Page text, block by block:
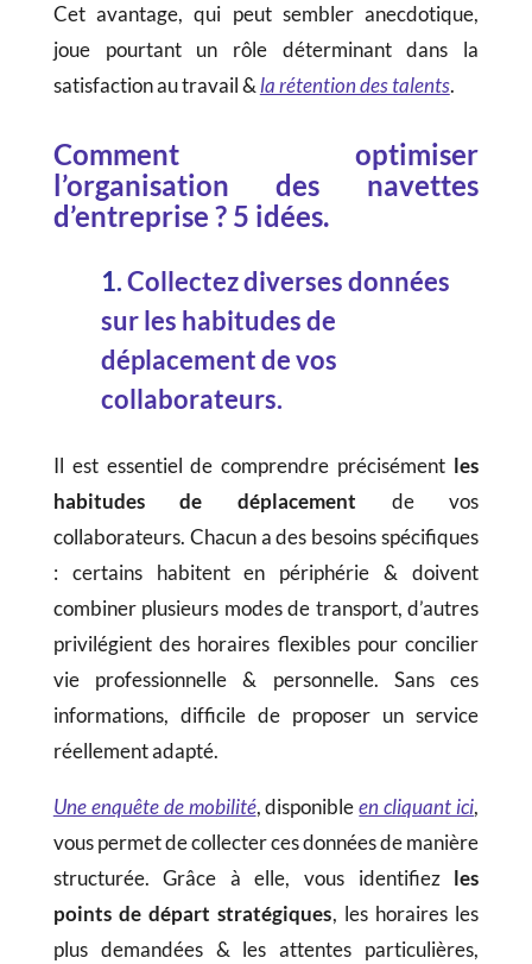
Cet avantage, qui peut sembler anecdotique,
joue pourtant un rôle déterminant dans la
satisfaction au travail & la rétention des talents.
Comment optimiser
l’organisation des navettes
d’entreprise ? 5 idées.
1.Collectez diverses données
sur les habitudes de
déplacement de vos
collaborateurs.
Il est essentiel de comprendre précisément les
habitudes de déplacement de vos
collaborateurs. Chacun a des besoins spécifiques
: certains habitent en périphérie & doivent
combiner plusieurs modes de transport, d’autres
privilégient des horaires flexibles pour concilier
vie professionnelle & personnelle. Sans ces
informations, difficile de proposer un service
réellement adapté.
Une enquête de mobilité, disponibleen cliquant ici,
vous permet de collecter ces données de manière
structurée. Grâce à elle, vous identifiezles
points de départ stratégiques, les horaires les
plus demandées & les attentes particulières,